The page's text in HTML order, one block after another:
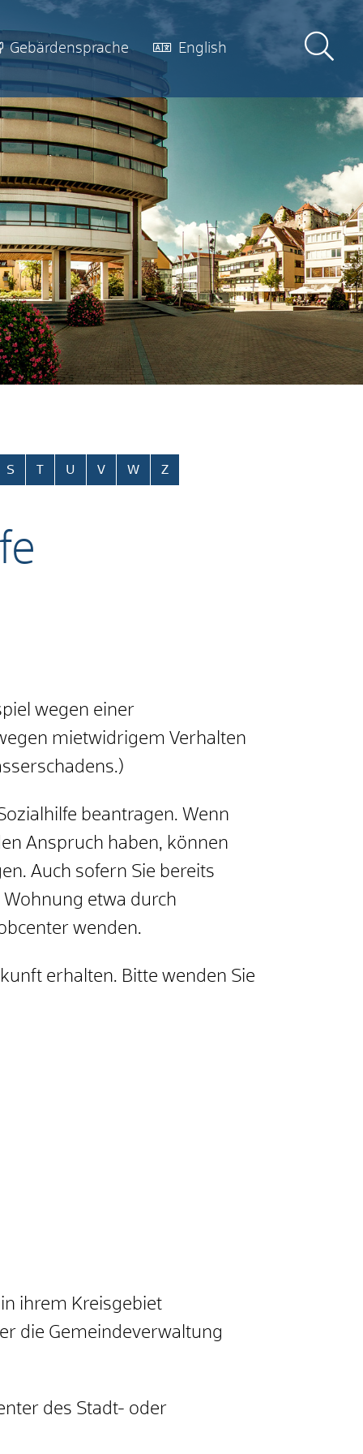
Gebärdensprache English
S T U V W Z
wegen einer
mietwidrigem Verhalten
beantragen. Wenn
Anspruch haben, können
Auch sofern Sie bereits
etwa durch
wenden.
erhalten. Bitte wenden Sie
ihrem Kreisgebiet
die Gemeindeverwaltung
des Stadt- oder